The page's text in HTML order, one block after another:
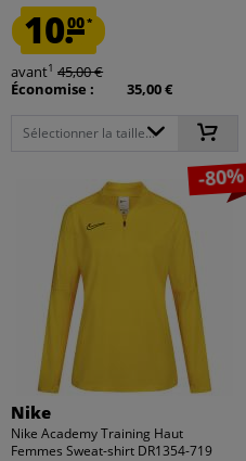
10.00*
avant1 45,00 €
Économise :
35,00 €
Sélectionner la taille...
-80%
Nike
Nike Academy Training Haut
Femmes Sweat-shirt DR1354-719